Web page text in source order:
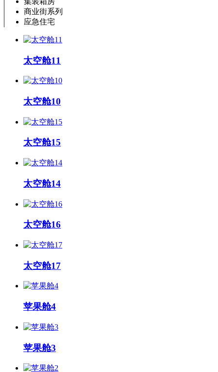
商业街系列
应急住宅
太空舱11
太空舱10
太空舱15
太空舱14
太空舱16
太空舱17
苹果舱4
苹果舱3